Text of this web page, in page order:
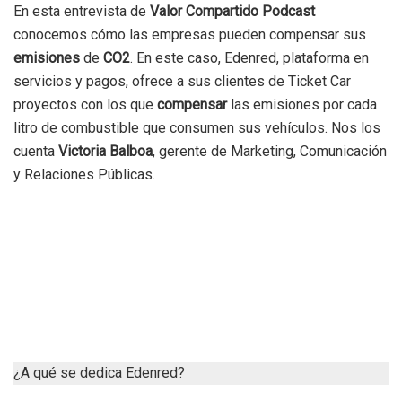
En esta entrevista de Valor Compartido Podcast
conocemos cómo las empresas pueden compensar sus
emisiones de CO2. En este caso, Edenred, plataforma en
servicios y pagos, ofrece a sus clientes de Ticket Car
proyectos con los que compensar las emisiones por cada
litro de combustible que consumen sus vehículos. Nos los
cuenta Victoria Balboa, gerente de Marketing, Comunicación
y Relaciones Públicas.
¿A qué se dedica Edenred?